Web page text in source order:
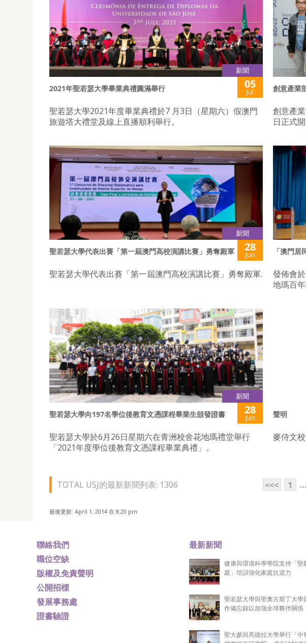
新聞
2021年聖若瑟大學畢業典禮圓滿舉行 05
Jul
聖若瑟大學2021年度畢業典禮於7 月3日（星期六）假澳門
旅遊塔大禮堂及線上直播順利舉行。
創意產業
創意產
日正式開
新聞
聖若瑟大學代表出賽「第一屆澳門高校演講比賽」勇奪殿軍 28
Jun
聖若瑟大學代表出賽「第一屆澳門高校演講比賽」勇奪殿軍.
「澳門
發佈會
地瑪百
新聞
聖若瑟大學向197名學位後教育文憑課程畢業生頒發證書 28
Jun
聖若瑟大學於6月26日星期六在青洲校舍花地瑪禮堂舉行
「2021年度學位後教育文憑課程畢業典禮」。
聲明
麥侍文
TOTAL USJ的最新新聞列表: 1306 <<< 1 ...
最後更新: April 1, 2014 在 8:20 pm
聯絡我們
職位空缺
版權及免責聲明
公開招標
發展事務處
證書驗證
最新新聞
健康與環境科學學院支持「堅
庭」培訓強化家庭抗逆力
聖若瑟大學與聖奧古斯丁大學
作備忘錄以加強全球夥伴關係
聖大參與馬德拉大學舉行「中